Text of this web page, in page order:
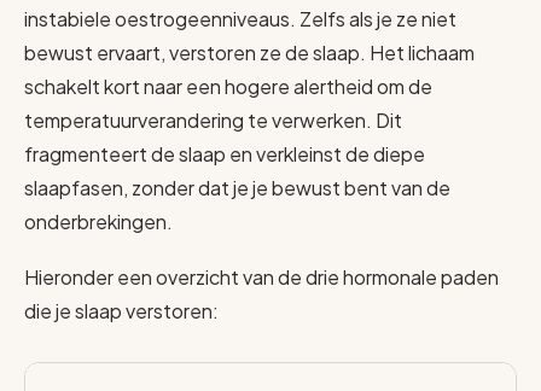
instabiele oestrogeenniveaus. Zelfs als je ze niet
bewust ervaart, verstoren ze de slaap. Het lichaam
schakelt kort naar een hogere alertheid om de
temperatuurverandering te verwerken. Dit
fragmenteert de slaap en verkleinst de diepe
slaapfasen, zonder dat je je bewust bent van de
onderbrekingen.
Hieronder een overzicht van de drie hormonale paden
die je slaap verstoren: